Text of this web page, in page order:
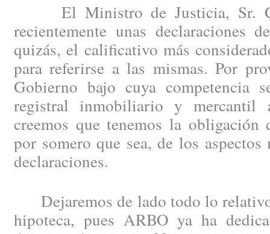
El Ministro de Justicia, Sr.
recientemente unas declaraciones
quizás, el calificativo más
para referirse a las mismas. Por
Gobierno bajo cuya competencia
registral inmobiliario y mercantil
creemos que tenemos la
por somero que sea, de los aspectos
declaraciones.
Dejaremos de lado todo lo relativo
hipoteca, pues ARBO ya ha